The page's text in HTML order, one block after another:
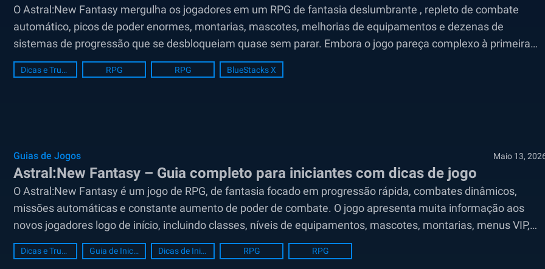
O Astral:New Fantasy mergulha os jogadores em um RPG de fantasia deslumbrante , repleto de combate
automático, picos de poder enormes, montarias, mascotes, melhorias de equipamentos e dezenas de
sistemas de progressão que se desbloqueiam quase sem parar. Embora o jogo pareça complexo à primeira
vista, entender alguns sistemas importantes...
Dicas e Truques RPG RPG BlueStacks X
Guias de Jogos Maio 13,
Astral:New Fantasy – Guia completo para iniciantes com dicas de jogo
O Astral:New Fantasy é um jogo de RPG, de fantasia focado em progressão rápida, combates dinâmicos,
missões automáticas e constante aumento de poder de combate. O jogo apresenta muita informação aos
novos jogadores logo de início, incluindo classes, níveis de equipamentos, mascotes, montarias, menus VIP,
sistemas de masmorras e recompensas...
Dicas e Truques Guia de Iniciante Dicas de Iniciante RPG RPG